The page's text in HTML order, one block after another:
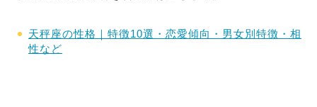
天秤座の性格｜特徴10選・恋愛傾向・男女別特徴・相
性など